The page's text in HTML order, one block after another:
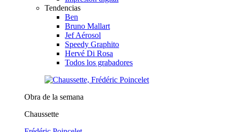
Tendencias
Ben
Bruno Mallart
Jef Aérosol
Speedy Graphito
Hervé Di Rosa
Todos los grabadores
Obra de la semana
Chaussette